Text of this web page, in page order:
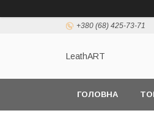
+380 (68) 425-73-71
LeathART
ГОЛОВНА